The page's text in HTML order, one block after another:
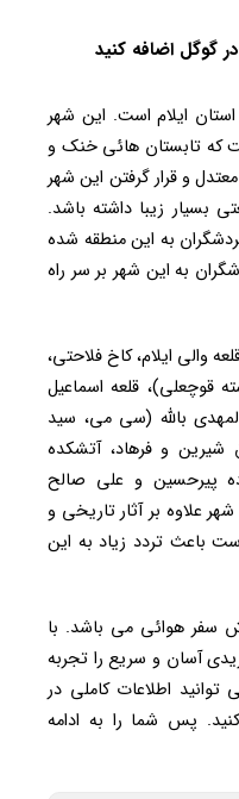
گوگل اضافه کنید
ایلام است. این شهر
که تابستان هائی خنک و
و قرار گرفتن این شهر
بسیار زیبا داشته باشد.
به این منطقه شده
به این شهر بر سر راه
والی ایلام، کاخ فلاحتی،
قوچعلی)، قلعه اسماعیل
بالله (سی می، سید
شیرین و فرهاد، آتشکده
پیرحسین و علی صالح
علاوه بر آثار تاریخی و
باعث تردد زیاد به این
سفر هوائی می باشد. با
آسان و سریع را تجربه
اطلاعات کاملی در
پس شما را به ادامه